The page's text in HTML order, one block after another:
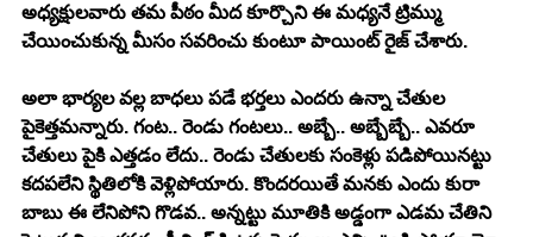
అధ్యక్షులవారు తమ పీఠం మీద కూర్చొని ఈ మధ్యనే ట్రిమ్ము
చేయించుకున్న మీసం సవరించు కుంటూ పాయింట్ రైజ్ చేశారు.
అలా భార్యల వల్ల బాధలు పడే భర్తలు ఎందరు ఉన్నా చేతుల
పైకెత్తమన్నారు. గంట.. రెండు గంటలు.. అబ్బే.. అబ్బేబ్బే.. ఎవరూ
చేతులు పైకి ఎత్తడం లేదు.. రెండు చేతులకు సంకెళ్లు పడిపోయినట్టు
కదపలేని స్థితిలోకి వెళ్లిపోయారు. కొందరయితే మనకు ఎందు కురా
బాబు ఈ లేనిపోని గొడవ.. అన్నట్టు మూతికి అడ్డంగా ఎడమ చేతిని